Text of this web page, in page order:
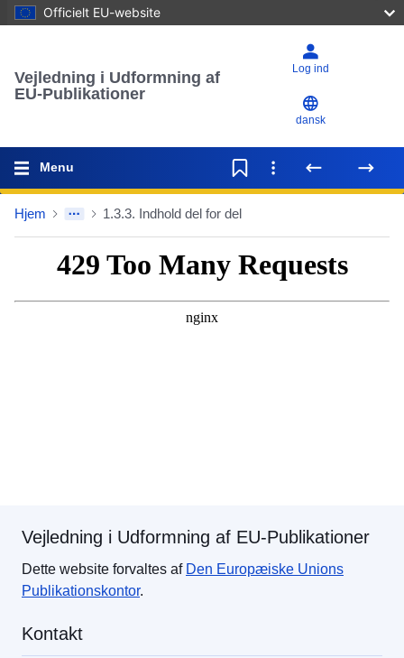
Officielt EU-website
Vejledning i Udformning af
EU-Publikationer
Log ind
dansk
Menu
Hjem 1.3.3. Indhold del for del
Vejledning i Udformning af EU-Publikationer
Dette website forvaltes af Den Europæiske Unions
Publikationskontor.
Kontakt